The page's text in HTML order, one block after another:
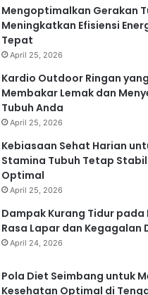
Mengoptimalkan Gerakan
Meningkatkan Efisiensi
Tepat
April 25, 2026
Kardio Outdoor Ringan
Membakar Lemak dan
Tubuh Anda
April 25, 2026
Kebiasaan Sehat Harian
Stamina Tubuh Tetap
Optimal
April 25, 2026
Dampak Kurang Tidur pada
Rasa Lapar dan Kegagalan
April 24, 2026
Pola Diet Seimbang untuk
Kesehatan Optimal di